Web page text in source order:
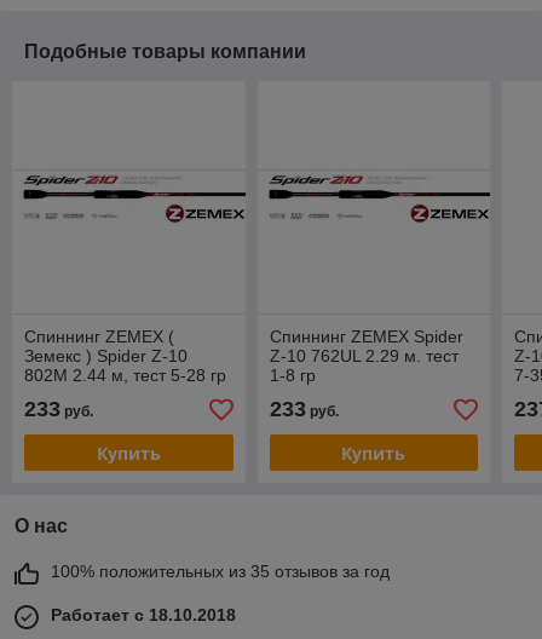
Подобные товары компании
Спиннинг ZEMEX (
Земекс ) Spider Z-10
802M 2.44 м, тест 5-28 гр
233 руб.
Купить
Спиннинг ZEMEX Spider
Z-10 762UL 2.29 м. тест
1-8 гр
233руб.
Купить
Z-
7-
О нас
100% положительных из 35 отзывов за год
Работает с 18.10.2018